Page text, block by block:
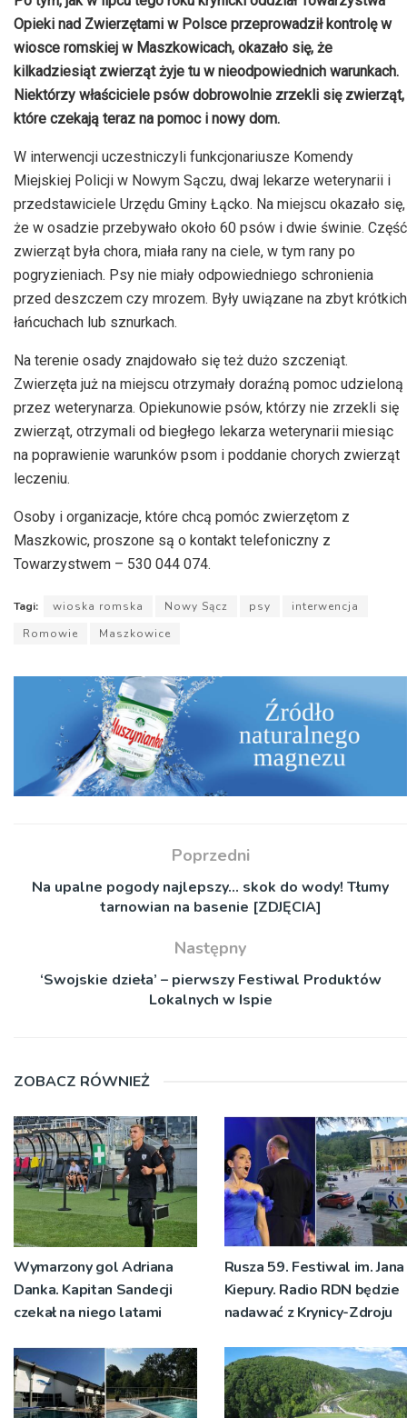
Opieki nad Zwierzętami w Polsce przeprowadził kontrolę w
wiosce romskiej w Maszkowicach, okazało się, że
kilkadziesiąt zwierząt żyje tu w nieodpowiednich warunkach.
Niektórzy właściciele psów dobrowolnie zrzekli się zwierząt,
które czekają teraz na pomoc i nowy dom.
W interwencji uczestniczyli funkcjonariusze Komendy
Miejskiej Policji w Nowym Sączu, dwaj lekarze weterynarii i
przedstawiciele Urzędu Gminy Łącko. Na miejscu okazało się,
że w osadzie przebywało około 60 psów i dwie świnie. Część
zwierząt była chora, miała rany na ciele, w tym rany po
pogryzieniach. Psy nie miały odpowiedniego schronienia
przed deszczem czy mrozem. Były uwiązane na zbyt krótkich
łańcuchach lub sznurkach.
Na terenie osady znajdowało się też dużo szczeniąt.
Zwierzęta już na miejscu otrzymały doraźną pomoc udzieloną
przez weterynarza. Opiekunowie psów, którzy nie zrzekli się
zwierząt, otrzymali od biegłego lekarza weterynarii miesiąc
na poprawienie warunków psom i poddanie chorych zwierząt
leczeniu.
Osoby i organizacje, które chcą pomóc zwierzętom z
Maszkowic, proszone są o kontakt telefoniczny z
Towarzystwem – 530 044 074.
Tagi: wioska romska Nowy Sącz psy
interwencja
Romowie
Maszkowice
Poprzedni
Na upalne pogody najlepszy… skok do wody! Tłumy
tarnowian na basenie [ZDJĘCIA]
Następny
‘Swojskie dzieła’ – pierwszy Festiwal Produktów
Lokalnych w Ispie
ZOBACZ RÓWNIEŻ
Wymarzony gol Adriana
Danka. Kapitan Sandecji
czekał na niego latami
Rusza 59. Festiwal im. Jana
Kiepury. Radio RDN będzie
nadawać z Krynicy-Zdroju